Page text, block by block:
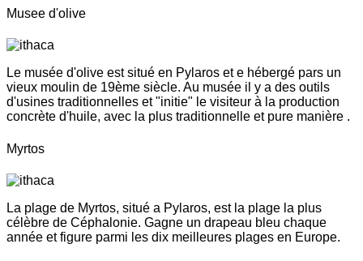
Musee d'olive
Le musée d'olive est situé en Pylaros et e hébergé pars un
vieux moulin de 19ème siècle. Au musée il y a des outils
d'usines traditionnelles et "initie" le visiteur à la production
concrète d'huile, avec la plus traditionnelle et pure manière .
Myrtos
La plage de Myrtos, situé a Pylaros, est la plage la plus
célèbre de Céphalonie. Gagne un drapeau bleu chaque
année et figure parmi les dix meilleures plages en Europe.